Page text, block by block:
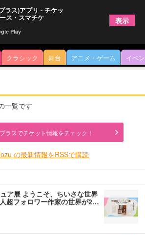
クラシック 舞台 アニメ・ゲーム イベ
一覧です
ラスでチケット情報をチェック！
の最新情報をRSSで購読
ア展 ようこそ、ちいさな世界
超フォロワー作家の世界が2…
ラス)アプリ - チケッ
ス・スマチケ
Play
表示